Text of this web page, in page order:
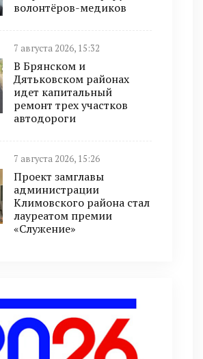
волонтёров-медиков
7 августа 2026, 15:32
В Брянском и
Дятьковском районах
идет капитальный
ремонт трех участков
автодороги
7 августа 2026, 15:26
Проект замглавы
администрации
Климовского района стал
лауреатом премии
«Служение»